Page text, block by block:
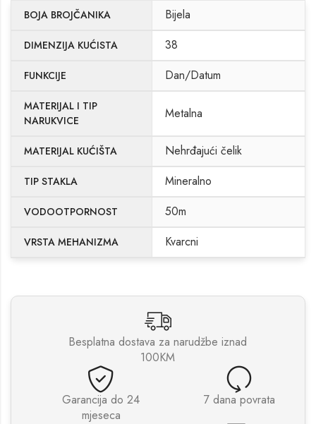
BOJA BROJČANIKA Bijela
DIMENZIJA KUĆISTA 38
FUNKCIJE Dan/Datum
MATERIJAL I TIP
NARUKVICE
Metalna
MATERIJAL KUĆIŠTA Nehrđajući čelik
TIP STAKLA Mineralno
VODOOTPORNOST 50m
VRSTA MEHANIZMA Kvarcni
Besplatna dostava za narudžbe iznad
100KM
Garancija do 24
mjeseca
7 dana povrata